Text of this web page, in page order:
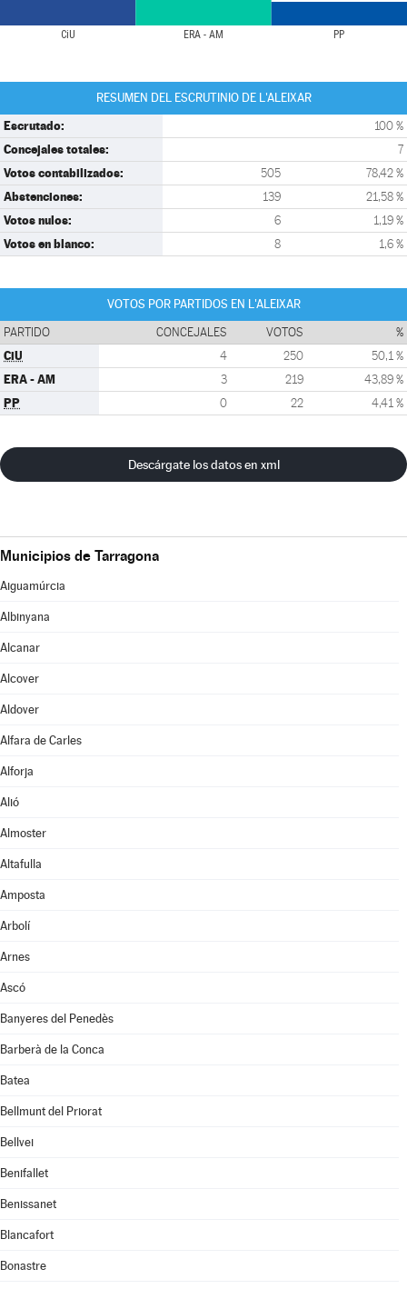
CiU ERA - AM PP
RESUMEN DEL ESCRUTINIO DE L'ALEIXAR
Escrutado: 100 %
Concejales totales: 7
Votos contabilizados: 505 78,42 %
Abstenciones: 139 21,58 %
Votos nulos: 6 1,19 %
Votos en blanco: 8 1,6 %
VOTOS POR PARTIDOS EN L'ALEIXAR
PARTIDO CONCEJALES VOTOS %
CiU 4 250 50,1 %
ERA - AM 3 219 43,89 %
PP 0 22 4,41 %
Descárgate los datos en xml
Municipios de Tarragona
Aiguamúrcia
Albinyana
Alcanar
Alcover
Aldover
Alfara de Carles
Alforja
Alió
Almoster
Altafulla
Amposta
Arbolí
Arnes
Ascó
Banyeres del Penedès
Barberà de la Conca
Batea
Bellmunt del Priorat
Bellvei
Benifallet
Benissanet
Blancafort
Bonastre